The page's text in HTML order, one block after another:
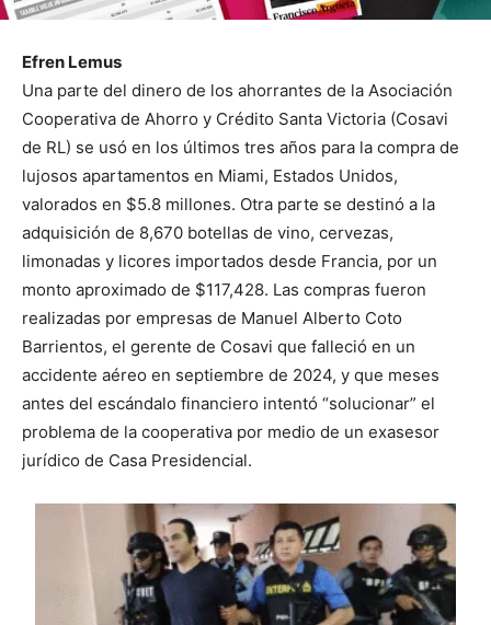
Efren Lemus
Una parte del dinero de los ahorrantes de la Asociación
Cooperativa de Ahorro y Crédito Santa Victoria (Cosavi
de RL) se usó en los últimos tres años para la compra de
lujosos apartamentos en Miami, Estados Unidos,
valorados en $5.8 millones. Otra parte se destinó a la
adquisición de 8,670 botellas de vino, cervezas,
limonadas y licores importados desde Francia, por un
monto aproximado de $117,428. Las compras fueron
realizadas por empresas de Manuel Alberto Coto
Barrientos, el gerente de Cosavi que falleció en un
accidente aéreo en septiembre de 2024, y que meses
antes del escándalo financiero intentó “solucionar” el
problema de la cooperativa por medio de un exasesor
jurídico de Casa Presidencial.